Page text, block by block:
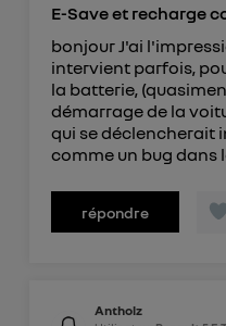
E-Save et recharge
bonjour J'ai
intervient parfois,
la batterie,
démarrage de la
qui se déclencherait
comme un bug dans
répondre
Antholz